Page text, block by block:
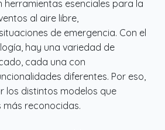
públicos.
Y PORTÁTIL: El
para ser de mano,
cómoda y práctica
Su ergonomía permite
haciéndolo ideal para
en diversos escenarios.
herramientas esenciales para la
al aire libre,
de emergencia. Con el
hay una variedad de
cada una con
diferentes. Por eso,
los distintos modelos que
reconocidas.